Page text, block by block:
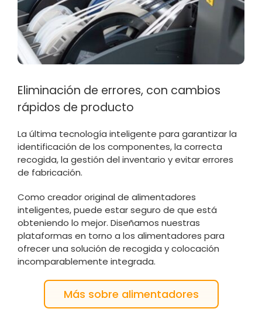
Eliminación de errores, con cambios
rápidos de producto
La última tecnología inteligente para garantizar la
identificación de los componentes, la correcta
recogida, la gestión del inventario y evitar errores
de fabricación.
Como creador original de alimentadores
inteligentes, puede estar seguro de que está
obteniendo lo mejor. Diseñamos nuestras
plataformas en torno a los alimentadores para
ofrecer una solución de recogida y colocación
incomparablemente integrada.
Más sobre alimentadores